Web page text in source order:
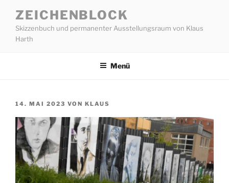
Inhalt
springen
ZEICHENBLOCK
Skizzenbuch und permanenter Ausstellungsraum von Klaus
Harth
Menü
VERÖFFENTLICHT
14. MAI 2023 VON KLAUS